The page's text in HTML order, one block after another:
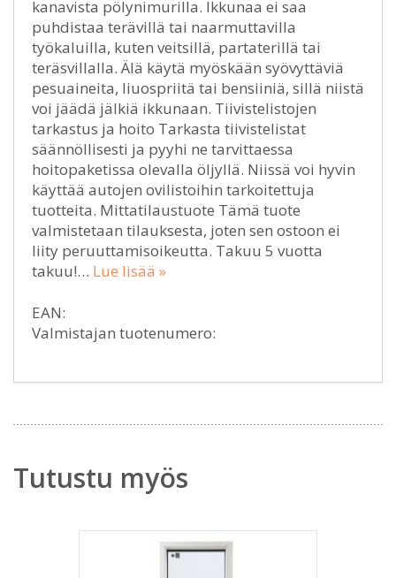
kanavista pölynimurilla. Ikkunaa ei saa
puhdistaa terävillä tai naarmuttavilla
työkaluilla, kuten veitsillä, partaterillä tai
teräsvillalla. Älä käytä myöskään syövyttäviä
pesuaineita, liuospriitä tai bensiiniä, sillä niistä
voi jäädä jälkiä ikkunaan. Tiivistelistojen
tarkastus ja hoito Tarkasta tiivistelistat
säännöllisesti ja pyyhi ne tarvittaessa
hoitopaketissa olevalla öljyllä. Niissä voi hyvin
käyttää autojen ovilistoihin tarkoitettuja
tuotteita. Mittatilaustuote Tämä tuote
valmistetaan tilauksesta, joten sen ostoon ei
liity peruuttamisoikeutta. Takuu 5 vuotta
takuu!… Lue lisää »
EAN:
Valmistajan tuotenumero:
Tutustu myös